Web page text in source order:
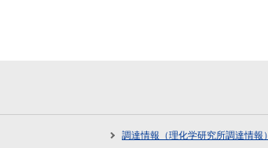
調達情報（理化学研究所調達情報）